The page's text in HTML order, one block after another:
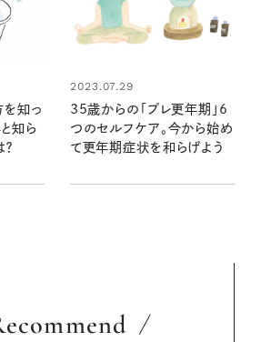
を知っ
知ら
2023.07.29
35歳からの「プレ更年期」6
つのセルフケア。今から始め
て更年期症状を和らげよう